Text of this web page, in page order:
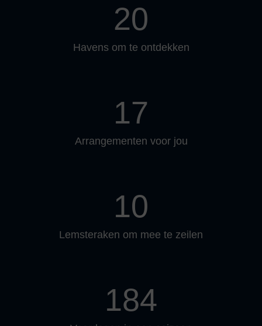
20
Havens om te ontdekken
17
Arrangementen voor jou
10
Lemsteraken om mee te zeilen
184